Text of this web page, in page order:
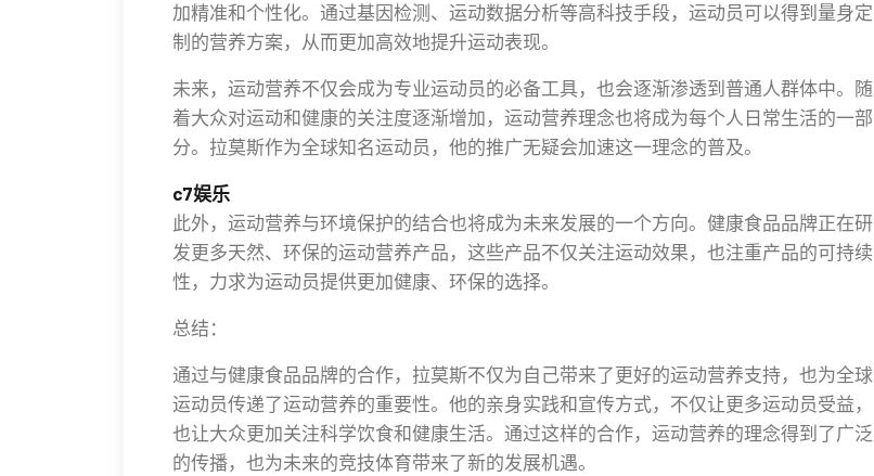
加精准和个性化。通过基因检测、运动数据分析等高科技手段，运动员可以得到量身定
制的营养方案，从而更加高效地提升运动表现。
未来，运动营养不仅会成为专业运动员的必备工具，也会逐渐渗透到普通人群体中。随
着大众对运动和健康的关注度逐渐增加，运动营养理念也将成为每个人日常生活的一部
分。拉莫斯作为全球知名运动员，他的推广无疑会加速这一理念的普及。
c7娱乐
此外，运动营养与环境保护的结合也将成为未来发展的一个方向。健康食品品牌正在研
发更多天然、环保的运动营养产品，这些产品不仅关注运动效果，也注重产品的可持续
性，力求为运动员提供更加健康、环保的选择。
总结：
通过与健康食品品牌的合作，拉莫斯不仅为自己带来了更好的运动营养支持，也为全球
运动员传递了运动营养的重要性。他的亲身实践和宣传方式，不仅让更多运动员受益，
也让大众更加关注科学饮食和健康生活。通过这样的合作，运动营养的理念得到了广泛
的传播，也为未来的竞技体育带来了新的发展机遇。